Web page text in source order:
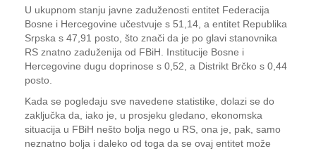
U ukupnom stanju javne zaduženosti entitet Federacija
Bosne i Hercegovine učestvuje s 51,14, a entitet Republika
Srpska s 47,91 posto, što znači da je po glavi stanovnika
RS znatno zaduženija od FBiH. Institucije Bosne i
Hercegovine dugu doprinose s 0,52, a Distrikt Brčko s 0,44
posto.
Kada se pogledaju sve navedene statistike, dolazi se do
zaključka da, iako je, u prosjeku gledano, ekonomska
situacija u FBiH nešto bolja nego u RS, ona je, pak, samo
neznatno bolja i daleko od toga da se ovaj entitet može